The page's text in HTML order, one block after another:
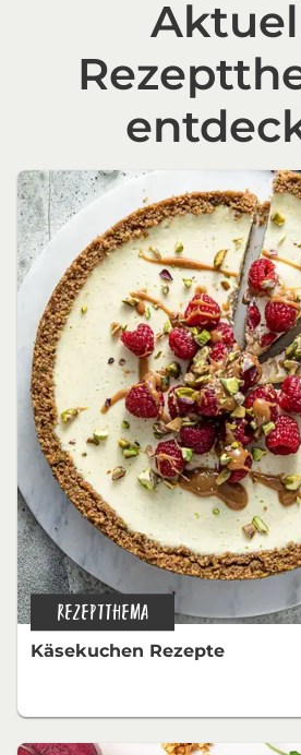
REZEPTTHEMA
Käsekuchen Rezepte